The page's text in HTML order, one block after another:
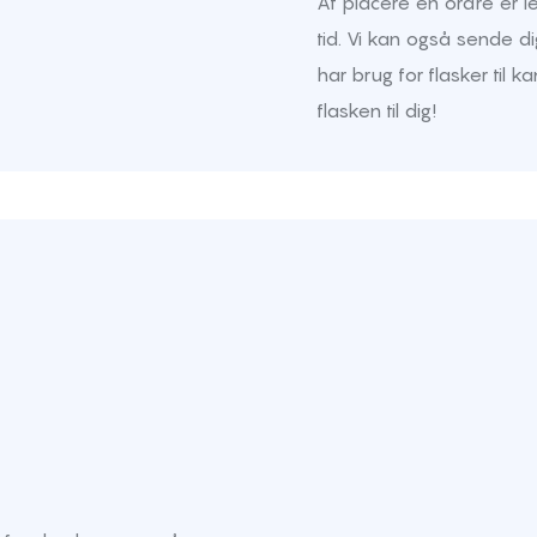
tid. Vi kan også sende
har brug for flasker til
flasken til dig!